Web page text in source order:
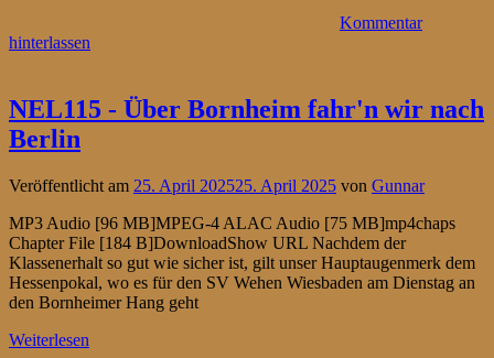
Kommentar
hinterlassen
NEL115 - Über Bornheim fahr'n wir nach
Berlin
Veröffentlicht am 25. April 202525. April 2025 von Gunnar
MP3 Audio [96 MB]MPEG-4 ALAC Audio [75 MB]mp4chaps
Chapter File [184 B]DownloadShow URL Nachdem der
Klassenerhalt so gut wie sicher ist, gilt unser Hauptaugenmerk dem
Hessenpokal, wo es für den SV Wehen Wiesbaden am Dienstag an
den Bornheimer Hang geht
Weiterlesen